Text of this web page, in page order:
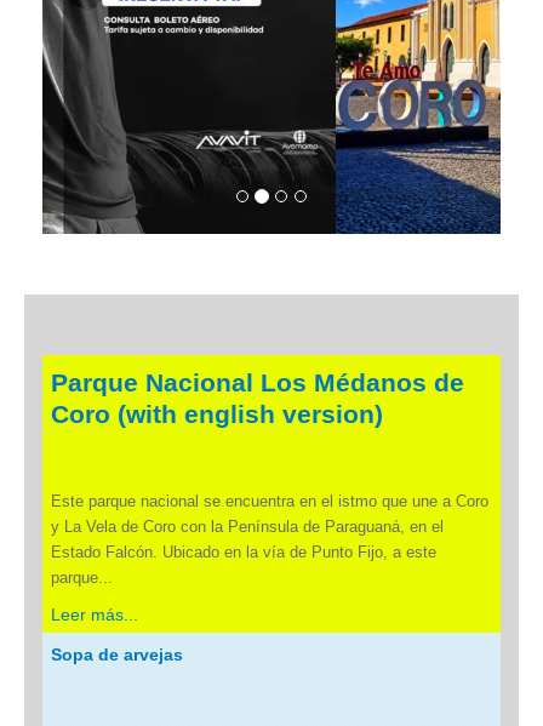
Parque Nacional Los Médanos de
Coro (with english version)
Este parque nacional se encuentra en el istmo que une a Coro
y La Vela de Coro con la Península de Paraguaná, en el
Estado Falcón. Ubicado en la vía de Punto Fijo, a este
parque...
Leer más...
Sopa de arvejas